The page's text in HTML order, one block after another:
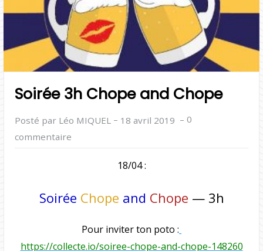
Soirée 3h Chope and Chope
Posté par Léo MIQUEL – 18 avril 2019 – 0
commentaire
18/04 :
Soirée Chope and Chope — 3h
Pour inviter ton poto :
https://collecte.io/soiree-chope-and-chope-148260